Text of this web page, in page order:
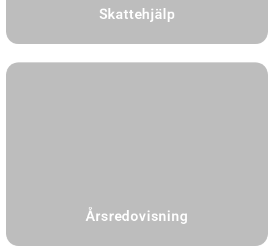
Skattehjälp
Årsredovisning